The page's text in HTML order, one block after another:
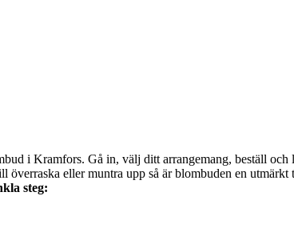
i Kramfors. Gå in, välj ditt arrangemang, beställ
steg: